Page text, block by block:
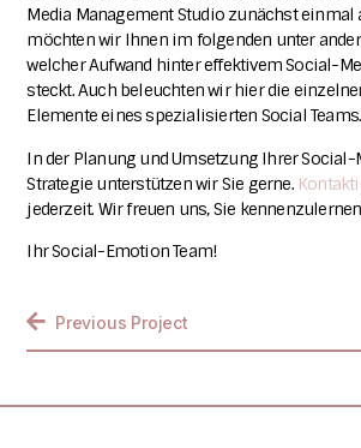
Media Management Studio zunächst einmal
möchten wir Ihnen im folgenden unter
welcher Aufwand hinter effektivem Social-
steckt. Auch beleuchten wir hier die
Elemente eines spezialisierten Social Teams.
In der Planung und Umsetzung Ihrer
Strategie unterstützen wir Sie gerne.
jederzeit. Wir freuen uns, Sie
Ihr Social-Emotion Team!
Previous Project